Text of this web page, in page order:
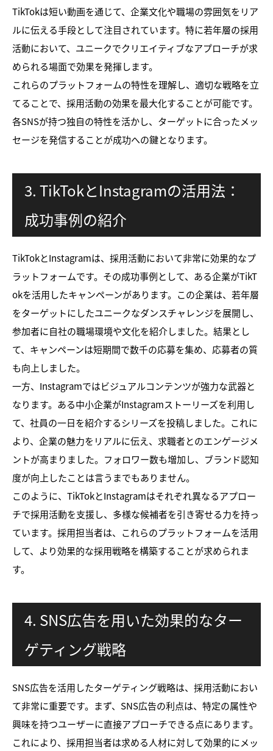
TikTokは短い動画を通じて、企業文化や職場の雰囲気をリア
ルに伝える手段として注目されています。特に若年層の採用
活動において、ユニークでクリエイティブなアプローチが求
められる場面で効果を発揮します。
これらのプラットフォームの特性を理解し、適切な戦略を立
てることで、採用活動の効果を最大化することが可能です。
各SNSが持つ独自の特性を活かし、ターゲットに合ったメッ
セージを発信することが成功への鍵となります。
3. TikTokとInstagramの活用法：
成功事例の紹介
TikTokとInstagramは、採用活動において非常に効果的なプ
ラットフォームです。その成功事例として、ある企業がTikT
okを活用したキャンペーンがあります。この企業は、若年層
をターゲットにしたユニークなダンスチャレンジを展開し、
参加者に自社の職場環境や文化を紹介しました。結果とし
て、キャンペーンは短期間で数千の応募を集め、応募者の質
も向上しました。
一方、Instagramではビジュアルコンテンツが強力な武器と
なります。ある中小企業がInstagramストーリーズを利用し
て、社員の一日を紹介するシリーズを投稿しました。これに
より、企業の魅力をリアルに伝え、求職者とのエンゲージメ
ントが高まりました。フォロワー数も増加し、ブランド認知
度が向上したことは言うまでもありません。
このように、TikTokとInstagramはそれぞれ異なるアプロー
チで採用活動を支援し、多様な候補者を引き寄せる力を持っ
ています。採用担当者は、これらのプラットフォームを活用
して、より効果的な採用戦略を構築することが求められま
す。
4. SNS広告を用いた効果的なター
ゲティング戦略
SNS広告を活用したターゲティング戦略は、採用活動におい
て非常に重要です。まず、SNS広告の利点は、特定の属性や
興味を持つユーザーに直接アプローチできる点にあります。
これにより、採用担当者は求める人材に対して効果的にメッ